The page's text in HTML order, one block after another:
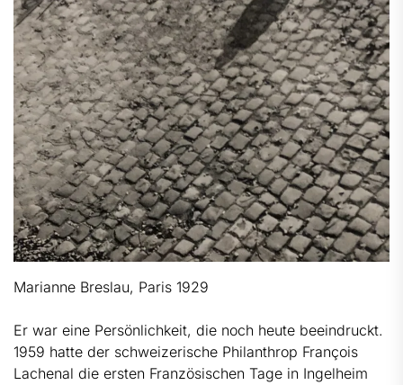
Marianne Breslau, Paris 1929
Er war eine Persönlichkeit, die noch heute beeindruckt.
1959 hatte der schweizerische Philanthrop François
Lachenal die ersten Französischen Tage in Ingelheim